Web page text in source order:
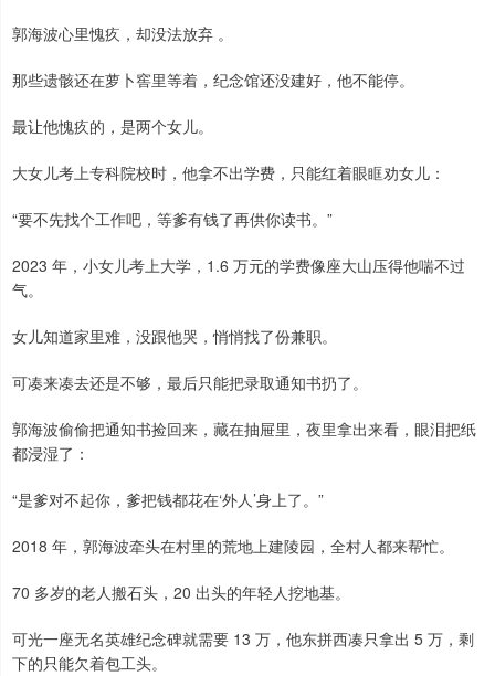
郭海波心里愧疚，却没法放弃 。
那些遗骸还在萝卜窖里等着，纪念馆还没建好，他不能停。
最让他愧疚的，是两个女儿。
大女儿考上专科院校时，他拿不出学费，只能红着眼眶劝女儿：
“要不先找个工作吧，等爹有钱了再供你读书。”
2023 年，小女儿考上大学，1.6 万元的学费像座大山压得他喘不过
气。
女儿知道家里难，没跟他哭，悄悄找了份兼职。
可凑来凑去还是不够，最后只能把录取通知书扔了。
郭海波偷偷把通知书捡回来，藏在抽屉里，夜里拿出来看，眼泪把纸
都浸湿了：
“是爹对不起你，爹把钱都花在‘外人’身上了。”
2018 年，郭海波牵头在村里的荒地上建陵园，全村人都来帮忙。
70 多岁的老人搬石头，20 出头的年轻人挖地基。
可光一座无名英雄纪念碑就需要 13 万，他东拼西凑只拿出 5 万，剩
下的只能欠着包工头。